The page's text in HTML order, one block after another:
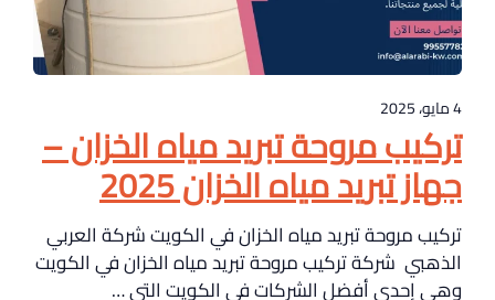
4 مايو، 2025
تركيب مروحة تبريد مياه الخزان –
جهاز تبريد مياه الخزان 2025
تركيب مروحة تبريد مياه الخزان في الكويت شركة العربي
الذهبي شركة تركيب مروحة تبريد مياه الخزان في الكويت
وهي إحدى أفضل الشركات في الكويت التي …